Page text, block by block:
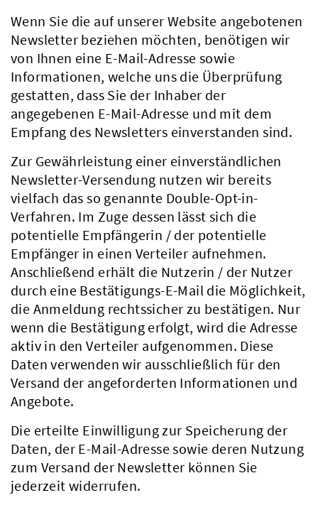
Aktuelles
Wenn Sie die auf unserer Website angebotenen
Newsletter beziehen möchten, benötigen wir
von Ihnen eine E-Mail-Adresse sowie
Informationen, welche uns die Überprüfung
gestatten, dass Sie der Inhaber der
angegebenen E-Mail-Adresse und mit dem
Empfang des Newsletters einverstanden sind.
Zur Gewährleistung einer einverständlichen
Newsletter-Versendung nutzen wir bereits
vielfach das so genannte Double-Opt-in-
Verfahren. Im Zuge dessen lässt sich die
potentielle Empfängerin / der potentielle
Empfänger in einen Verteiler aufnehmen.
Anschließend erhält die Nutzerin / der Nutzer
durch eine Bestätigungs-E-Mail die Möglichkeit,
die Anmeldung rechtssicher zu bestätigen. Nur
wenn die Bestätigung erfolgt, wird die Adresse
aktiv in den Verteiler aufgenommen. Diese
Daten verwenden wir ausschließlich für den
Versand der angeforderten Informationen und
Angebote.
Die erteilte Einwilligung zur Speicherung der
Daten, der E-Mail-Adresse sowie deren Nutzung
zum Versand der Newsletter können Sie
jederzeit widerrufen.